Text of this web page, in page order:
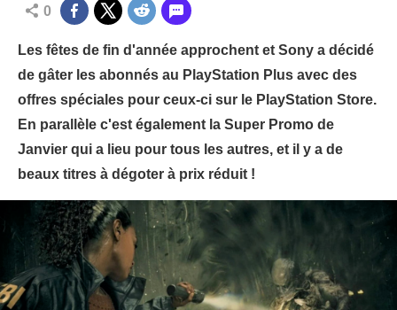
0
Les fêtes de fin d'année approchent et Sony a décidé
de gâter les abonnés au PlayStation Plus avec des
offres spéciales pour ceux-ci sur le PlayStation Store.
En parallèle c'est également la Super Promo de
Janvier qui a lieu pour tous les autres, et il y a de
beaux titres à dégoter à prix réduit !